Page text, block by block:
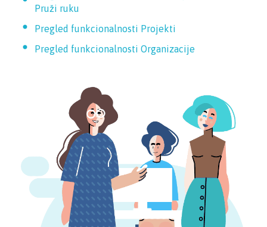
Pruži ruku
Pregled funkcionalnosti Projekti
Pregled funkcionalnosti Organizacije